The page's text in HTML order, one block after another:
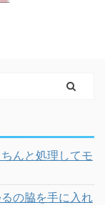
んと処理してモ
の脇を手に入れ